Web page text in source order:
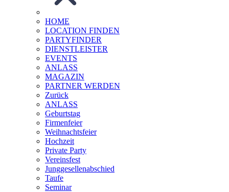
HOME
LOCATION FINDEN
PARTYFINDER
DIENSTLEISTER
EVENTS
ANLASS
MAGAZIN
PARTNER WERDEN
Zurück
ANLASS
Geburtstag
Firmenfeier
Weihnachtsfeier
Hochzeit
Private Party
Vereinsfest
Junggesellenabschied
Taufe
Seminar